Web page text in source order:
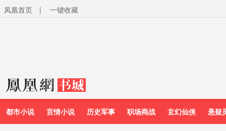
凤凰首页 | 一键收藏
都市小说 言情小说 历史军事 职场商战 玄幻仙侠 悬疑